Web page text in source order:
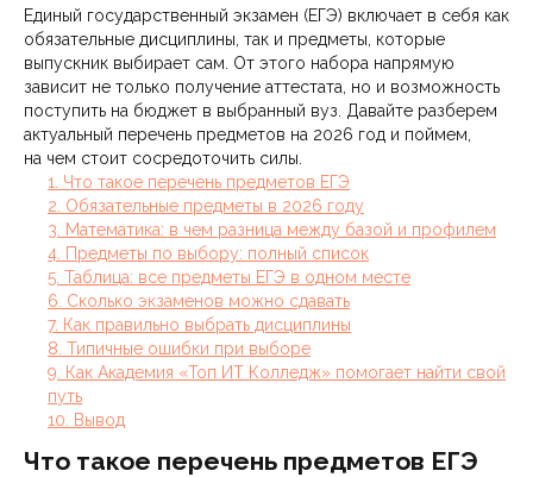
Единый государственный экзамен (ЕГЭ) включает в себя как
обязательные дисциплины, так и предметы, которые
выпускник выбирает сам. От этого набора напрямую
зависит не только получение аттестата, но и возможность
поступить на бюджет в выбранный вуз. Давайте разберем
актуальный перечень предметов на 2026 год и поймем,
на чем стоит сосредоточить силы.
1. Что такое перечень предметов ЕГЭ
2. Обязательные предметы в 2026 году
3. Математика: в чем разница между базой и профилем
4. Предметы по выбору: полный список
5. Таблица: все предметы ЕГЭ в одном месте
6. Сколько экзаменов можно сдавать
7. Как правильно выбрать дисциплины
8. Типичные ошибки при выборе
9. Как Академия «Топ ИТ Колледж» помогает найти свой
путь
10. Вывод
Что такое перечень предметов ЕГЭ